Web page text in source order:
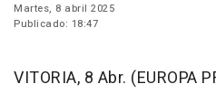
Martes, 8 abril 2025
Publicado: 18:47
VITORIA, 8 Abr. (EUROPA